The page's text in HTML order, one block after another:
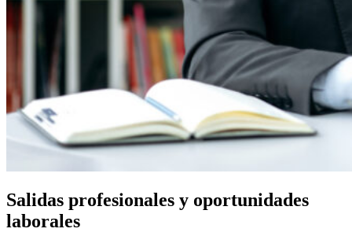
Salidas profesionales y oportunidades
laborales